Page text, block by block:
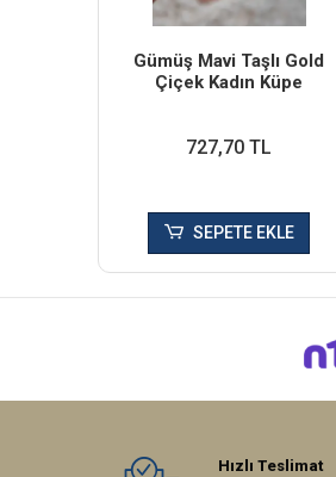
Gümüş Mavi Taşlı Gold
Çiçek Kadın Küpe
727,70 TL
SEPETE EKLE
Hızlı Teslimat